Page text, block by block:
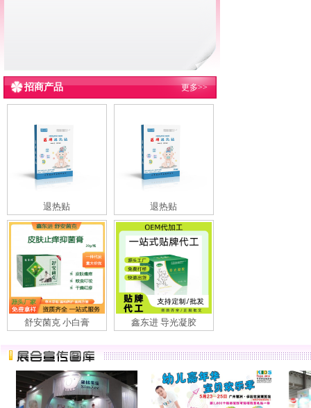
招商产品 更多>>
退热贴 退热贴
舒安菌克 小白膏 鑫东进 导光凝胶